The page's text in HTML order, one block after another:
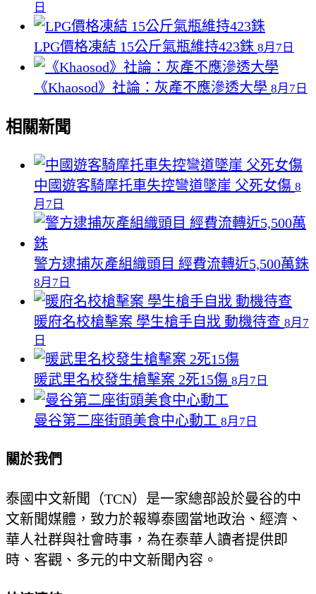
日
LPG價格凍結 15公斤氣瓶維持423銖 8月7日
《Khaosod》社論：灰產不應滲透大學 8月7日
相關新聞
中國遊客騎摩托車失控彎道墜崖 父死女傷 8
月7日
警方逮捕灰產組織頭目 經費流轉近5,500萬銖
8月7日
暖府名校槍擊案 學生槍手自戕 動機待查 8月7
日
暖武里名校發生槍擊案 2死15傷 8月7日
曼谷第二座街頭美食中心動工 8月7日
關於我們
泰國中文新聞（TCN）是一家總部設於曼谷的中
文新聞媒體，致力於報導泰國當地政治、經濟、
華人社群與社會時事，為在泰華人讀者提供即
時、客觀、多元的中文新聞內容。